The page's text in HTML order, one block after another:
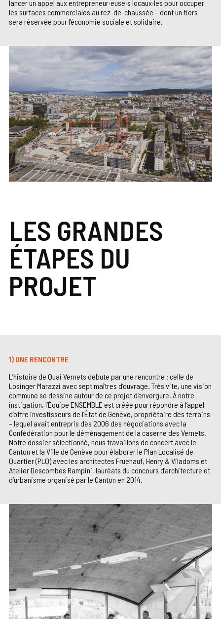
lancer un appel aux entrepreneur·euse·s locaux·les pour occuper
les surfaces commerciales au rez-de-chaussée – dont un tiers
sera réservée pour l’économie sociale et solidaire.
LES GRANDES
ÉTAPES DU
PROJET
1) UNE RENCONTRE
L’histoire de Quai Vernets débute par une rencontre : celle de
Losinger Marazzi avec sept maîtres d’ouvrage. Très vite, une vision
commune se dessine autour de ce projet d’envergure. À notre
instigation, l’Équipe ENSEMBLE est créée pour répondre à l’appel
d’offre investisseurs de l’État de Genève, propriétaire des terrains
– lequel avait entrepris dès 2006 des négociations avec la
Confédération pour le déménagement de la caserne des Vernets.
Notre dossier sélectionné, nous travaillons de concert avec le
Canton et la Ville de Genève pour élaborer le Plan Localisé de
Quartier (PLQ) avec les architectes Fruehauf, Henry & Viladoms et
Atelier Descombes Rampini, lauréats du concours d’architecture et
d’urbanisme organisé par le Canton en 2014.